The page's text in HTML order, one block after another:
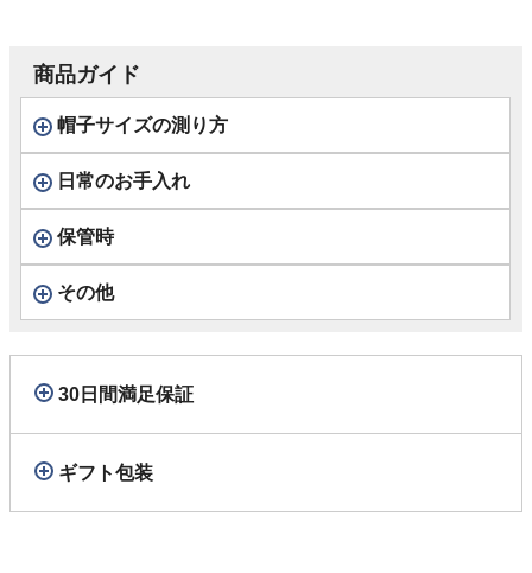
商品ガイド
帽子サイズの測り方
日常のお手入れ
保管時
その他
30日間満足保証
ギフト包装